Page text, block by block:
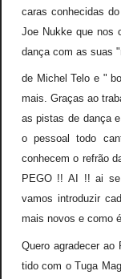
caras conhecidas
Joe Nukke que nos
dança com as suas
de Michel Telo e "
mais. Graças ao
as pistas de dança
o pessoal todo
conhecem o refrão
PEGO !! AI !! ai
vamos introduzir
mais novos e como
Quero agradecer ao
tido com o Tuga